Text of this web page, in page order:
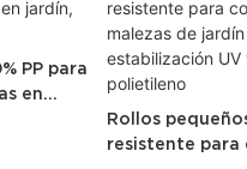
PP para
en
Rollos
resistente para